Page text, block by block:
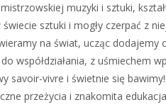
muzyki i sztuki,
sztuki i mogły czerpać z
na świat, ucząc dodajemy
współdziałania, z uśmiechem
savoir-vivre i świetnie się bawimy!!
przeżycia i znakomita